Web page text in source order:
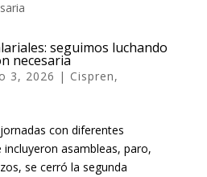
seguimos luchando
necesaria
3, 2026 | Cispren,
con diferentes
asambleas, paro,
se cerró la segunda